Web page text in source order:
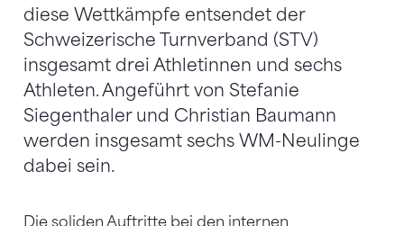
diese Wettkämpfe entsendet der
Schweizerische Turnverband (STV)
insgesamt drei Athletinnen und sechs
Athleten. Angeführt von Stefanie
Siegenthaler und Christian Baumann
werden insgesamt sechs WM-Neulinge
dabei sein.
Die soliden Auftritte bei den internen